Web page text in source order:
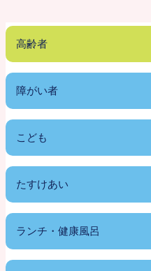
高齢者
障がい者
こども
たすけあい
ランチ・健康風呂